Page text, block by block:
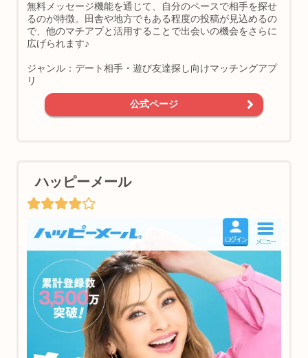
無料メッセージ機能を通じて、自分のペースで相手を探せ
るのが特徴。田舎や地方でもある程度の投稿が見込めるの
で、他のマチアプと活用することで出会いの機会をさらに
広げられます♪
ジャンル：デート相手・遊び友達探し向けマッチングアプ
リ
公式ページ
ハッピーメール